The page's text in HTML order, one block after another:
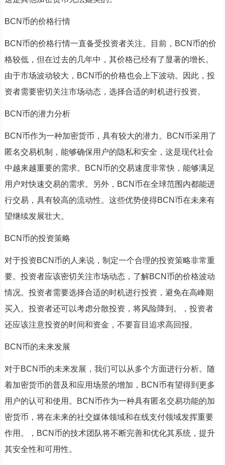
BCN币的价格行情
BCN币的价格行情一直备受投资者关注。目前，BCN币的价
格较低，但在过去的几年中，其价格已经有了显著的增长。
由于市场波动较大，BCN币的价格也会上下波动。因此，投
资者需要密切关注市场动态，选择合适的时机进行投资。
BCN币的潜力分析
BCN币作为一种加密货币，具有较大的潜力。BCN币采用了
匿名交易机制，能够确保用户的隐私和安全，这是现代社会
中越来越重要的需求。BCN币的交易速度非常快，能够满足
用户对快速交易的需求。另外，BCN币在全球范围内都能进
行交易，具有较高的流动性。这些优势使得BCN币在未来有
望继续发展壮大。
BCN币的投资策略
对于投资BCN币的人来说，制定一个合理的投资策略非常重
要。投资者应该密切关注市场动态，了解BCN币的价格波动
情况。投资者需要选择合适的时机进行投资，避免在高峰期
买入。投资者还可以考虑分散投资，将风险降到。，投资者
还应该注意投资的时间和资金，不要盲目追求高回报。
BCN币的未来发展
对于BCN币的未来发展，我们可以从多个方面进行分析。随
着加密货币的普及和应用场景的增加，BCN币有望得到更多
用户的认可和使用。BCN币作为一种具有匿名交易功能的加
密货币，将在未来的社交媒体领域和在线支付领域发挥重要
作用。，BCN币的技术团队将不断完善和优化其系统，提升
其安全性和可用性。